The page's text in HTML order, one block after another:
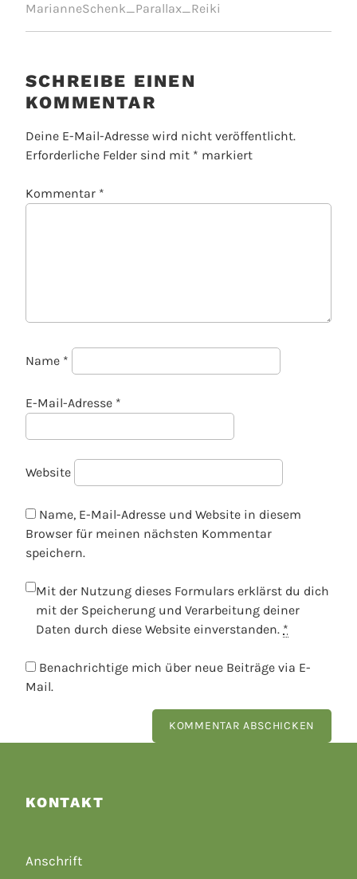
MarianneSchenk_Parallax_Reiki
SCHREIBE EINEN
KOMMENTAR
Deine E-Mail-Adresse wird nicht veröffentlicht.
Erforderliche Felder sind mit * markiert
Kommentar *
Name *
E-Mail-Adresse *
Website
Name, E-Mail-Adresse und Website in diesem
Browser für meinen nächsten Kommentar
speichern.
Mit der Nutzung dieses Formulars erklärst du dich
mit der Speicherung und Verarbeitung deiner
Daten durch diese Website einverstanden. *
Benachrichtige mich über neue Beiträge via E-
Mail.
KONTAKT
Anschrift